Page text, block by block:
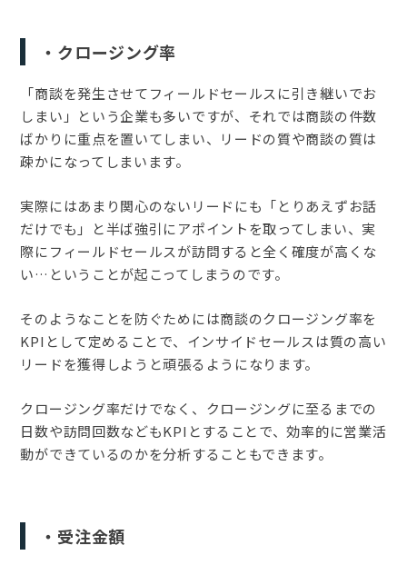
・クロージング率
「商談を発生させてフィールドセールスに引き継いでお
しまい」という企業も多いですが、それでは商談の件数
ばかりに重点を置いてしまい、リードの質や商談の質は
疎かになってしまいます。
実際にはあまり関心のないリードにも「とりあえずお話
だけでも」と半ば強引にアポイントを取ってしまい、実
際にフィールドセールスが訪問すると全く確度が高くな
い…ということが起こってしまうのです。
そのようなことを防ぐためには商談のクロージング率を
KPIとして定めることで、インサイドセールスは質の高い
リードを獲得しようと頑張るようになります。
クロージング率だけでなく、クロージングに至るまでの
日数や訪問回数などもKPIとすることで、効率的に営業活
動ができているのかを分析することもできます。
・受注金額